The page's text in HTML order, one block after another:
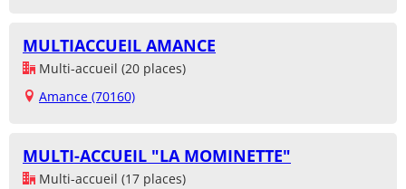
MULTIACCUEIL AMANCE
Multi-accueil (20 places)
Amance (70160)
MULTI-ACCUEIL "LA MOMINETTE"
Multi-accueil (17 places)